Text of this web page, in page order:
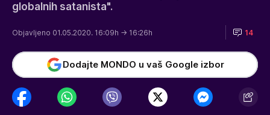
globalnih satanista".
Objavljeno 01.05.2020. 16:09h → 16:26h 14
Dodajte MONDO u vaš Google izbor